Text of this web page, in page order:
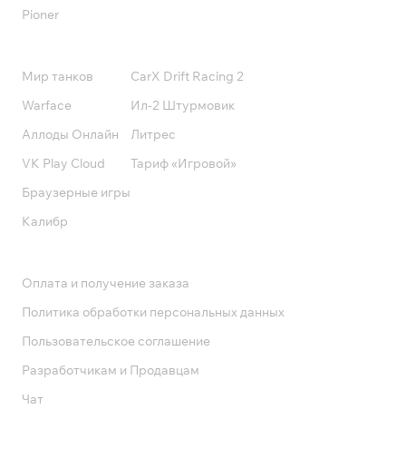
Pioner
Мир танков
Warface
Аллоды Онлайн
VK Play Cloud
Браузерные игры
Калибр
CarX Drift Racing 2
Ил-2 Штурмовик
Литрес
Тариф «Игровой»
Оплата и получение заказа
Политика обработки персональных данных
Пользовательское соглашение
Разработчикам и Продавцам
Чат